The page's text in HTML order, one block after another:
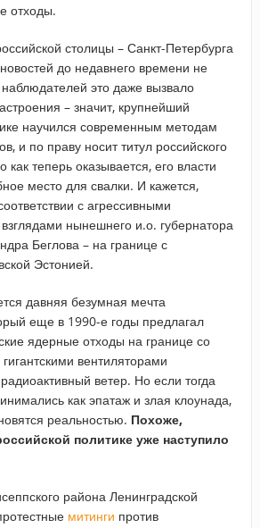
отходы.
столицы – Санкт-Петербурга
до недавнего времени не
это даже вызвало
– значит, крупнейший
научился современным методам
и по праву носит титул российского
как теперь оказывается, его власти
место для свалки. И кажется,
с агрессивными
нынешнего и.о. губернатора
Беглова – на границе с
Эстонией.
давняя безумная мечта
еще в 1990-е годы предлагал
ядерные отходы на границе со
вентиляторами
ветер. Но если тогда
как эпатаж и злая клоунада,
реальностью. Похоже,
политике уже наступило
района Ленинградской
митинги против